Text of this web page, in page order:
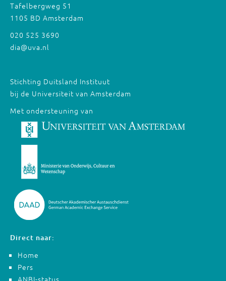
Tafelbergweg 51
1105 BD Amsterdam
020 525 3690
dia@uva.nl
Stichting Duitsland Instituut
bij de Universiteit van Amsterdam
Met ondersteuning van
Direct naar:
Home
Pers
ANBI-status